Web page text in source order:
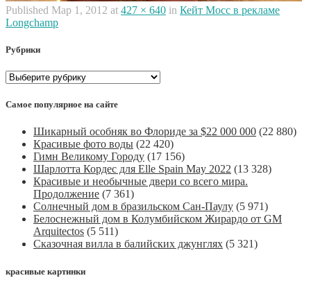
Published Мар 1, 2012 at 427 × 640 in Кейт Мосс в рекламе
Longchamp
Рубрики
Рубрики
Самое популярное на сайте
Шикарный особняк во Флориде за $22 000 000 (22 880)
Красивые фото воды (22 420)
Гимн Великому Городу (17 156)
Шарлотта Кордес для Elle Spain May 2022 (13 328)
Красивые и необычные двери со всего мира.
Продолжение (7 361)
Солнечный дом в бразильском Сан-Паулу (5 971)
Белоснежный дом в Колумбийском Жирардо от GM
Arquitectos (5 511)
Сказочная вилла в балийских джунглях (5 321)
красивые картинки